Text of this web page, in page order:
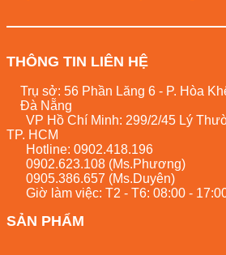
THÔNG TIN LIÊN HỆ
Trụ sở: 56 Phần Lăng 6 - P. Hòa
Đà Nẵng
VP Hồ Chí Minh: 299/2/45 Lý
TP. HCM
Hotline: 0902.418.196
0902.623.108 (Ms.Phương)
0905.386.657 (Ms.Duyên)
Giờ làm việc: T2 - T6: 08:00 -
SẢN PHẨM